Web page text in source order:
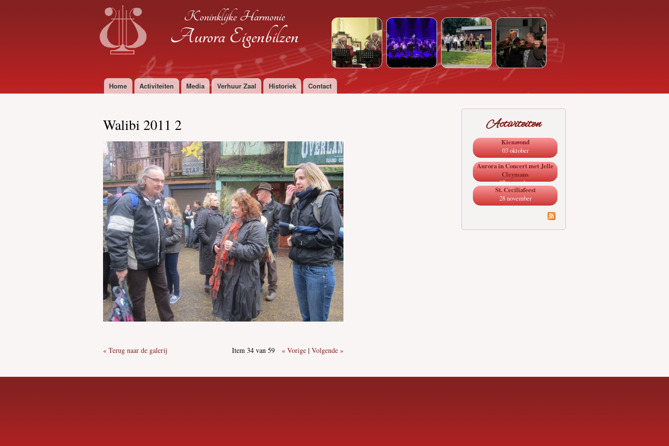
inhoud
gaan
Koninklijke Harmonie
Aurora Eigenbilzen
Hoofdmenu
Home Activiteiten Media Verhuur Zaal Historiek Contact
Walibi 2011 2
« Terug naar de galerij Item 34 van 59 « Vorige | Volgende »
Activiteiten
Kienavond
03 oktober
Aurora in Concert met Jelle
Cleymans
07 november
St. Ceciliafeest
28 november